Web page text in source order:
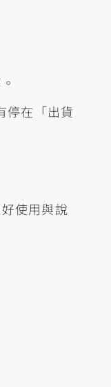
停在「出貨
使用與說